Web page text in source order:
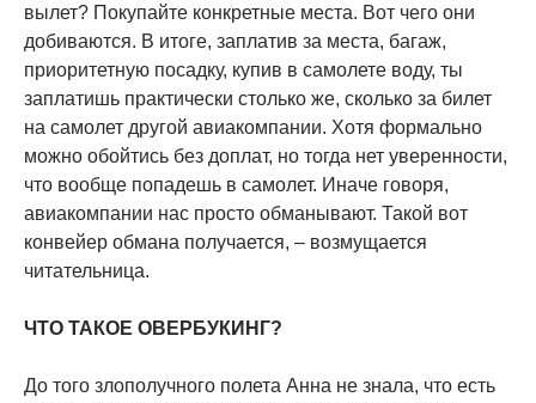
вылет? Покупайте конкретные места. Вот чего они
добиваются. В итоге, заплатив за места, багаж,
приоритетную посадку, купив в самолете воду, ты
заплатишь практически столько же, сколько за билет
на самолет другой авиакомпании. Хотя формально
можно обойтись без доплат, но тогда нет уверенности,
что вообще попадешь в самолет. Иначе говоря,
авиакомпании нас просто обманывают. Такой вот
конвейер обмана получается, – возмущается
читательница.
ЧТО ТАКОЕ ОВЕРБУКИНГ?
До того злополучного полета Анна не знала, что есть